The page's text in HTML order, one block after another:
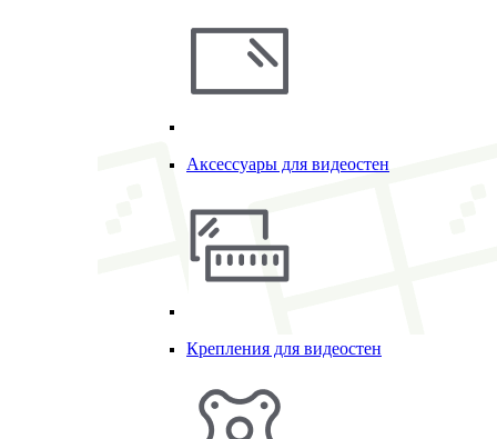
Аксессуары для видеостен
Крепления для видеостен